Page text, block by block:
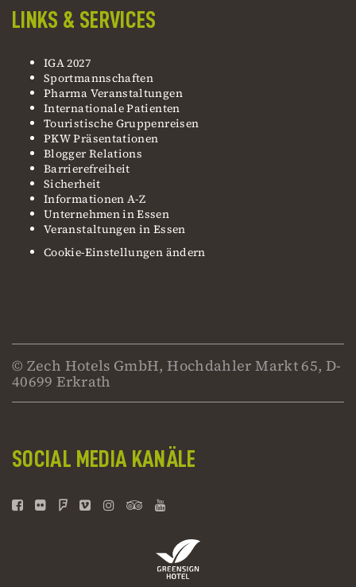
LINKS & SERVICES
IGA 2027
Sportmannschaften
Pharma Veranstaltungen
Internationale Patienten
Touristische Gruppenreisen
PKW Präsentationen
Blogger Relations
Barrierefreiheit
Sicherheit
Informationen A-Z
Unternehmen in Essen
Veranstaltungen in Essen
Cookie-Einstellungen ändern
© Zech Hotels GmbH, Hochdahler Markt 65, D-
40699 Erkrath
SOCIAL MEDIA KANÄLE